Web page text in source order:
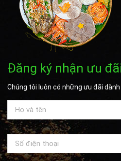
Đăng ký nhận ưu
Chúng tôi luôn có những ưu đãi